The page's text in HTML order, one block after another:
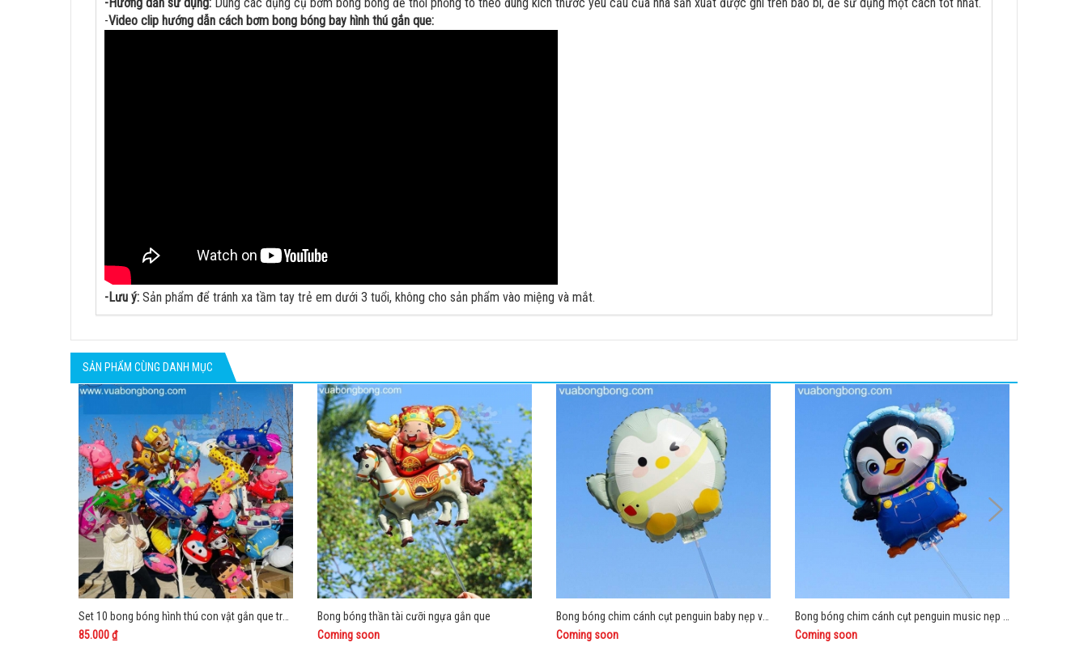
-Video clip hướng dẫn cách bơm bong bóng bay hình thú gắn que:
-Lưu ý: Sản phẩm để tránh xa tầm tay trẻ em dưới 3 tuổi, không cho sản phẩm vào miệng và mắt.
SẢN PHẨM CÙNG DANH MỤC
85.000 ₫
Bong bóng thần tài cưỡi ngựa gắn que
Coming soon
Coming soon
Coming soon